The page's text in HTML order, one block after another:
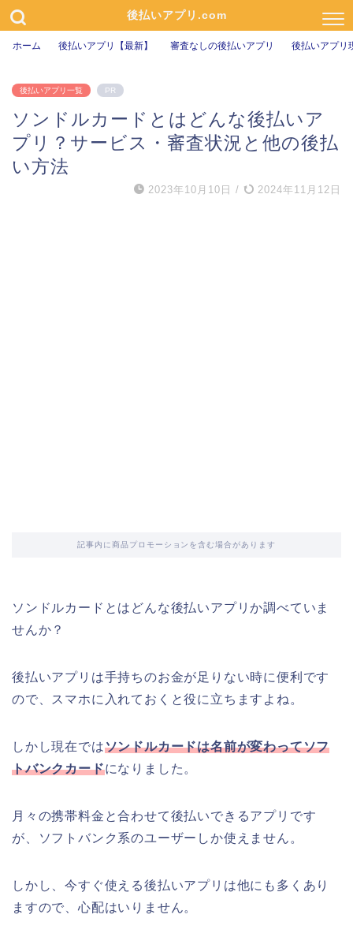
後払いアプリ.com
ホーム 後払いアプリ【最新】 審査なしの後払いアプリ 後払いアプリ
後払いアプリ一覧 PR
ソンドルカードとはどんな後払いア
プリ？サービス・審査状況と他の後払
い方法
2023年10月10日 / 2024年11月12日
記事内に商品プロモーションを含む場合があります
ソンドルカードとはどんな後払いアプリか調べていま
せんか？
後払いアプリは手持ちのお金が足りない時に便利です
ので、スマホに入れておくと役に立ちますよね。
しかし現在ではソンドルカードは名前が変わってソフ
トバンクカードになりました。
月々の携帯料金と合わせて後払いできるアプリです
が、ソフトバンク系のユーザーしか使えません。
しかし、今すぐ使える後払いアプリは他にも多くあり
ますので、心配はいりません。